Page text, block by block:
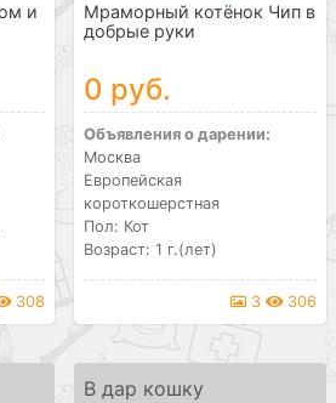
и
308
Мраморный котёнок Чип в
добрые руки
0 руб.
Объявления о дарении:
Москва
Европейская
короткошерстная
Пол: Кот
Возраст: 1 г.(лет)
3 306
В дар кошку